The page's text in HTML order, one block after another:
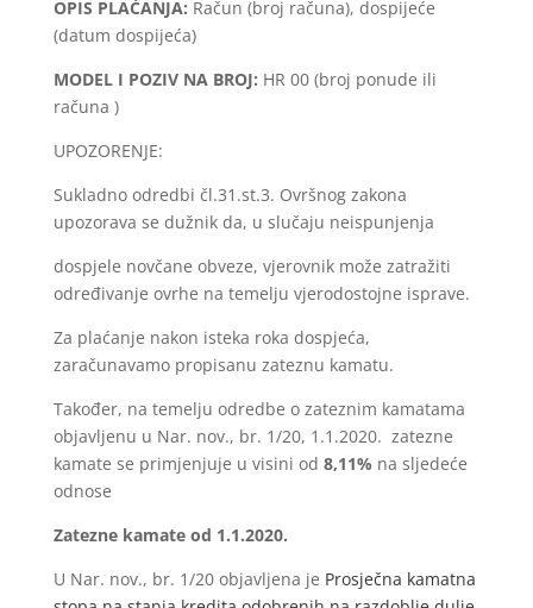
OPIS PLAĆANJA: Račun (broj računa), dospijeće
(datum dospijeća)
MODEL I POZIV NA BROJ: HR 00 (broj ponude ili
računa )
UPOZORENJE:
Sukladno odredbi čl.31.st.3. Ovršnog zakona
upozorava se dužnik da, u slučaju neispunjenja
dospjele novčane obveze, vjerovnik može zatražiti
određivanje ovrhe na temelju vjerodostojne isprave.
Za plaćanje nakon isteka roka dospjeća,
zaračunavamo propisanu zateznu kamatu.
Također, na temelju odredbe o zateznim kamatama
objavljenu u Nar. nov., br. 1/20, 1.1.2020. zatezne
kamate se primjenjuje u visini od 8,11% na sljedeće
odnose
Zatezne kamate od 1.1.2020.
U Nar. nov., br. 1/20 objavljena je Prosječna kamatna